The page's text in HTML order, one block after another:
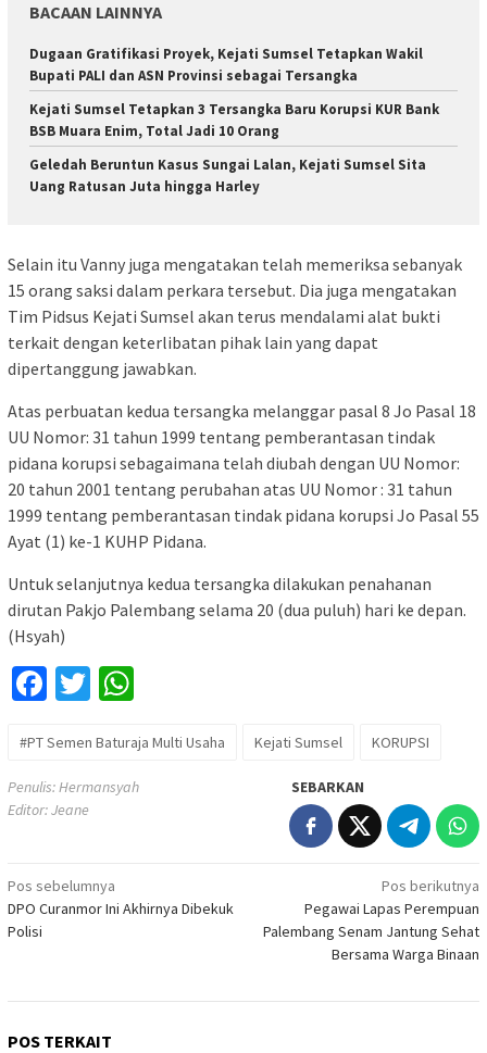
BACAAN LAINNYA
Dugaan Gratifikasi Proyek, Kejati Sumsel Tetapkan Wakil
Bupati PALI dan ASN Provinsi sebagai Tersangka
Kejati Sumsel Tetapkan 3 Tersangka Baru Korupsi KUR Bank
BSB Muara Enim, Total Jadi 10 Orang
Geledah Beruntun Kasus Sungai Lalan, Kejati Sumsel Sita
Uang Ratusan Juta hingga Harley
Selain itu Vanny juga mengatakan telah memeriksa sebanyak
15 orang saksi dalam perkara tersebut. Dia juga mengatakan
Tim Pidsus Kejati Sumsel akan terus mendalami alat bukti
terkait dengan keterlibatan pihak lain yang dapat
dipertanggung jawabkan.
Atas perbuatan kedua tersangka melanggar pasal 8 Jo Pasal 18
UU Nomor: 31 tahun 1999 tentang pemberantasan tindak
pidana korupsi sebagaimana telah diubah dengan UU Nomor:
20 tahun 2001 tentang perubahan atas UU Nomor : 31 tahun
1999 tentang pemberantasan tindak pidana korupsi Jo Pasal 55
Ayat (1) ke-1 KUHP Pidana.
Untuk selanjutnya kedua tersangka dilakukan penahanan
dirutan Pakjo Palembang selama 20 (dua puluh) hari ke depan.
(Hsyah)
Facebook
Twitter
#PT Semen Baturaja Multi Usaha Kejati Sumsel KORUPSI
Penulis: Hermansyah
Editor: Jeane
SEBARKAN
Navigasi
pos
Pos sebelumnya
DPO Curanmor Ini Akhirnya Dibekuk
Polisi
Pos berikutnya
Pegawai Lapas Perempuan
Palembang Senam Jantung Sehat
Bersama Warga Binaan
POS TERKAIT